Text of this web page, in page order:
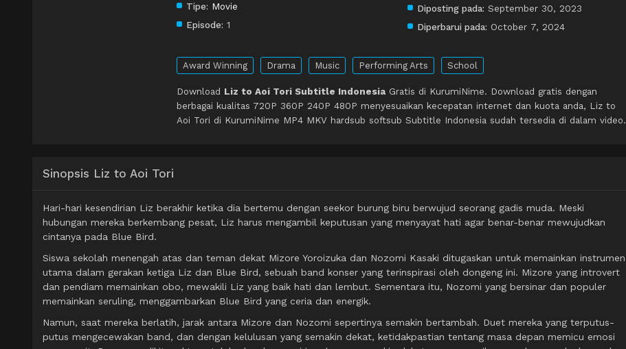
Tipe: Movie
Episode: 1
Diposting pada: September 30, 2023
Diperbarui pada: October 7, 2024
Award Winning Drama Music Performing Arts School
Download Liz to Aoi Tori Subtitle Indonesia Gratis di KurumiNime. Download gratis dengan
berbagai kualitas 720P 360P 240P 480P menyesuaikan kecepatan internet dan kuota anda, Liz to
Aoi Tori di KurumiNime MP4 MKV hardsub softsub Subtitle Indonesia sudah tersedia di dalam video.
Sinopsis Liz to Aoi Tori
Hari-hari kesendirian Liz berakhir ketika dia bertemu dengan seekor burung biru berwujud seorang gadis muda. Meski
hubungan mereka berkembang pesat, Liz harus mengambil keputusan yang menyayat hati agar benar-benar mewujudkan
cintanya pada Blue Bird.
Siswa sekolah menengah atas dan teman dekat Mizore Yoroizuka dan Nozomi Kasaki ditugaskan untuk memainkan instrumen
utama dalam gerakan ketiga Liz dan Blue Bird, sebuah band konser yang terinspirasi oleh dongeng ini. Mizore yang introvert
dan pendiam memainkan obo, mewakili Liz yang baik hati dan lembut. Sementara itu, Nozomi yang bersinar dan populer
memainkan seruling, menggambarkan Blue Bird yang ceria dan energik.
Namun, saat mereka berlatih, jarak antara Mizore dan Nozomi sepertinya semakin bertambah. Duet mereka yang terputus-
putus mengecewakan band, dan dengan kelulusan yang semakin dekat, ketidakpastian tentang masa depan memicu emosi